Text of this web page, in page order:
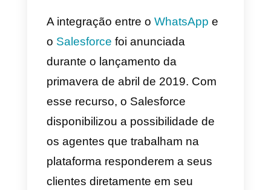
para sincronizar contatos
bate-papos provenientes
do aplicativo de
mensagens?
A integração entre o
oSalesforcefoi anunciada
durante o lançamento da